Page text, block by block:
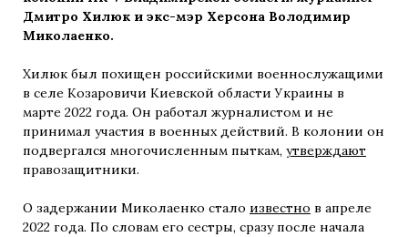
Дмитро Хилюк и экс-мэр Херсона Володимир
Миколаенко.
Хилюк был похищен российскими военнослужащими
в селе Козаровичи Киевской области Украины в
марте 2022 года. Он работал журналистом и не
принимал участия в военных действий. В колонии он
подвергался многочисленным пыткам, утверждают
правозащитники.
О задержании Миколаенко стало известно в апреле
2022 года. По словам его сестры, сразу после начала